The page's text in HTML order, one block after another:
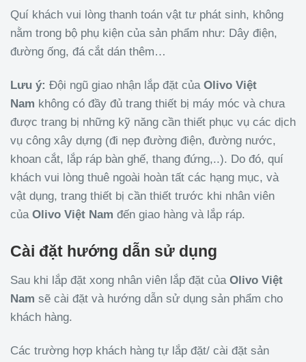
Quí khách vui lòng thanh toán vật tư phát sinh, không
nằm trong bộ phụ kiện của sản phẩm như: Dây điện,
đường ống, đá cắt dán thêm…
Lưu ý: Đội ngũ giao nhận lắp đặt của Olivo Việt
Nam không có đầy đủ trang thiết bị máy móc và chưa
được trang bị những kỹ năng cần thiết phục vụ các dịch
vụ công xây dựng (đi nẹp đường điện, đường nước,
khoan cắt, lắp ráp bàn ghế, thang đứng,..). Do đó, quí
khách vui lòng thuê ngoài hoàn tất các hạng mục, và
vật dụng, trang thiết bị cần thiết trước khi nhân viên
của Olivo Việt Nam đến giao hàng và lắp ráp.
Cài đặt hướng dẫn sử dụng
Sau khi lắp đặt xong nhân viên lắp đặt của Olivo Việt
Nam sẽ cài đặt và hướng dẫn sử dụng sản phẩm cho
khách hàng.
Các trường hợp khách hàng tự lắp đặt/ cài đặt sản